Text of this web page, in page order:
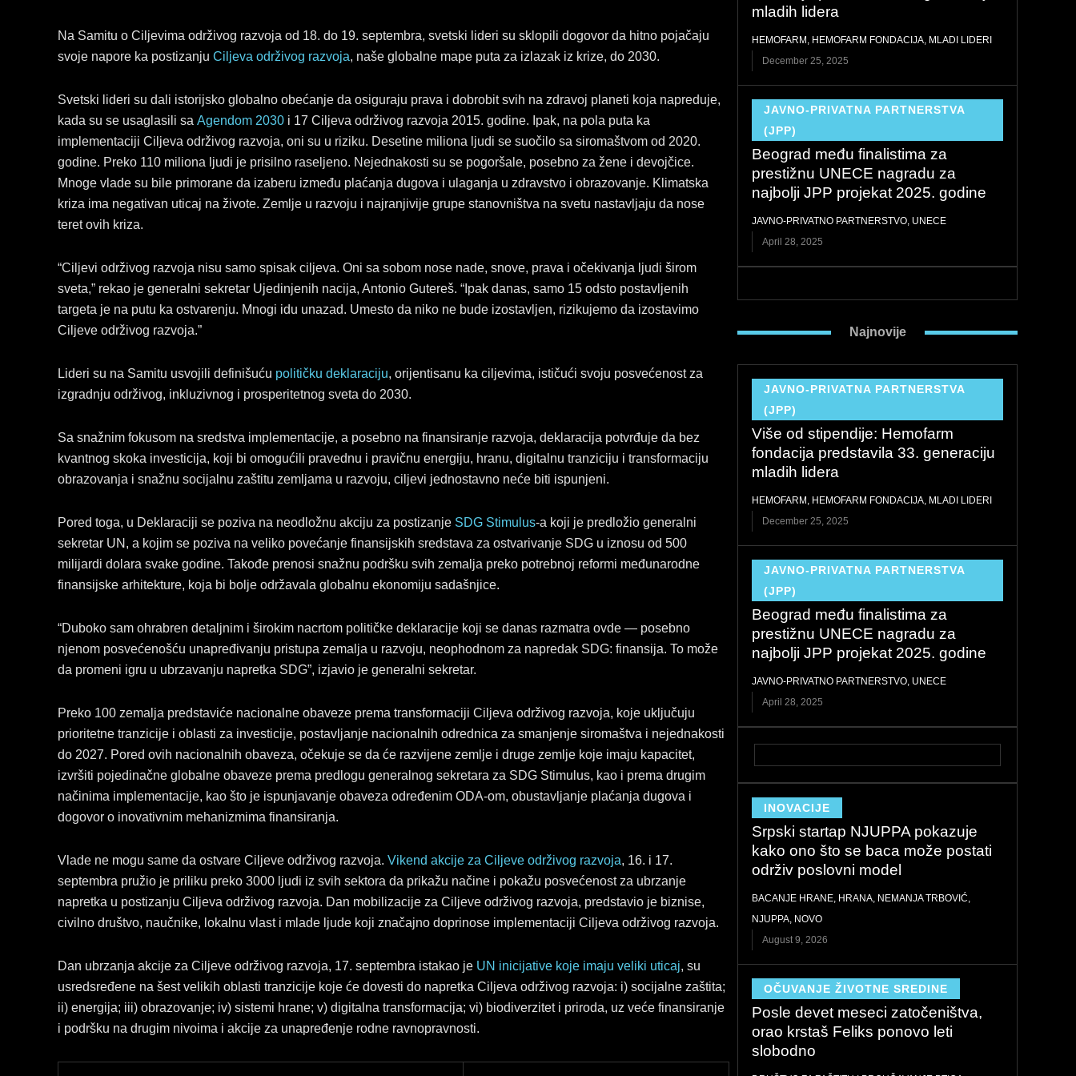
b
o
e
d
n
a
g
m
Na Samitu o Ciljevima održivog razvoja od 18. do 19. septembra, svetski lideri su sklopili dogovor da hitno pojačaju
svoje napore ka postizanju Ciljeva održivog razvoja, naše globalne mape puta za izlazak iz krize, do 2030.
Svetski lideri su dali istorijsko globalno obećanje da osiguraju prava i dobrobit svih na zdravoj planeti koja napreduje,
kada su se usaglasili sa Agendom 2030 i 17 Ciljeva održivog razvoja 2015. godine. Ipak, na pola puta ka
implementaciji Ciljeva održivog razvoja, oni su u riziku. Desetine miliona ljudi se suočilo sa siromaštvom od 2020.
godine. Preko 110 miliona ljudi je prisilno raseljeno. Nejednakosti su se pogoršale, posebno za žene i devojčice.
Mnoge vlade su bile primorane da izaberu između plaćanja dugova i ulaganja u zdravstvo i obrazovanje. Klimatska
kriza ima negativan uticaj na živote. Zemlje u razvoju i najranjivije grupe stanovništva na svetu nastavljaju da nose
teret ovih kriza.
“Ciljevi održivog razvoja nisu samo spisak ciljeva. Oni sa sobom nose nade, snove, prava i očekivanja ljudi širom
sveta,” rekao je generalni sekretar Ujedinjenih nacija, Antonio Gutereš. “Ipak danas, samo 15 odsto postavljenih
targeta je na putu ka ostvarenju. Mnogi idu unazad. Umesto da niko ne bude izostavljen, rizikujemo da izostavimo
Ciljeve održivog razvoja.”
Lideri su na Samitu usvojili definišuću političku deklaraciju, orijentisanu ka ciljevima, ističući svoju posvećenost za
izgradnju održivog, inkluzivnog i prosperitetnog sveta do 2030.
Sa snažnim fokusom na sredstva implementacije, a posebno na finansiranje razvoja, deklaracija potvrđuje da bez
kvantnog skoka investicija, koji bi omogućili pravednu i pravičnu energiju, hranu, digitalnu tranziciju i transformaciju
obrazovanja i snažnu socijalnu zaštitu zemljama u razvoju, ciljevi jednostavno neće biti ispunjeni.
Pored toga, u Deklaraciji se poziva na neodložnu akciju za postizanje SDG Stimulus-a koji je predložio generalni
sekretar UN, a kojim se poziva na veliko povećanje finansijskih sredstava za ostvarivanje SDG u iznosu od 500
milijardi dolara svake godine. Takođe prenosi snažnu podršku svih zemalja preko potrebnoj reformi međunarodne
finansijske arhitekture, koja bi bolje održavala globalnu ekonomiju sadašnjice.
“Duboko sam ohrabren detaljnim i širokim nacrtom političke deklaracije koji se danas razmatra ovde — posebno
njenom posvećenošću unapređivanju pristupa zemalja u razvoju, neophodnom za napredak SDG: finansija. To može
da promeni igru u ubrzavanju napretka SDG”, izjavio je generalni sekretar.
Preko 100 zemalja predstaviće nacionalne obaveze prema transformaciji Ciljeva održivog razvoja, koje uključuju
prioritetne tranzicije i oblasti za investicije, postavljanje nacionalnih odrednica za smanjenje siromaštva i nejednakosti
do 2027. Pored ovih nacionalnih obaveza, očekuje se da će razvijene zemlje i druge zemlje koje imaju kapacitet,
izvršiti pojedinačne globalne obaveze prema predlogu generalnog sekretara za SDG Stimulus, kao i prema drugim
načinima implementacije, kao što je ispunjavanje obaveza određenim ODA-om, obustavljanje plaćanja dugova i
dogovor o inovativnim mehanizmima finansiranja.
Vlade ne mogu same da ostvare Ciljeve održivog razvoja. Vikend akcije za Ciljeve održivog razvoja, 16. i 17.
septembra pružio je priliku preko 3000 ljudi iz svih sektora da prikažu načine i pokažu posvećenost za ubrzanje
napretka u postizanju Ciljeva održivog razvoja. Dan mobilizacije za Ciljeve održivog razvoja, predstavio je biznise,
civilno društvo, naučnike, lokalnu vlast i mlade ljude koji značajno doprinose implementaciji Ciljeva održivog razvoja.
Dan ubrzanja akcije za Ciljeve održivog razvoja, 17. septembra istakao je UN inicijative koje imaju veliki uticaj, su
usredsređene na šest velikih oblasti tranzicije koje će dovesti do napretka Ciljeva održivog razvoja: i) socijalne zaštita;
ii) energija; iii) obrazovanje; iv) sistemi hrane; v) digitalna transformacija; vi) biodiverzitet i priroda, uz veće finansiranje
i podršku na drugim nivoima i akcije za unapređenje rodne ravnopravnosti.
mladih lidera
HEMOFARM , HEMOFARM FONDACIJA, MLADI LIDERI
December 25, 2025
JAVNO-PRIVATNA PARTNERSTVA
(JPP)
Beograd među finalistima za
prestižnu UNECE nagradu za
najbolji JPP projekat 2025. godine
JAVNO-PRIVATNO PARTNERSTVO, UNECE
April 28, 2025
Najnovije
JAVNO-PRIVATNA PARTNERSTVA
(JPP)
Više od stipendije: Hemofarm
fondacija predstavila 33. generaciju
mladih lidera
HEMOFARM , HEMOFARM FONDACIJA, MLADI LIDERI
December 25, 2025
JAVNO-PRIVATNA PARTNERSTVA
(JPP)
Beograd među finalistima za
prestižnu UNECE nagradu za
najbolji JPP projekat 2025. godine
JAVNO-PRIVATNO PARTNERSTVO, UNECE
April 28, 2025
INOVACIJE
Srpski startap NJUPPA pokazuje
kako ono što se baca može postati
održiv poslovni model
BACANJE HRANE, HRANA, NEMANJA TRBOVIĆ,
NJUPPA, NOVO
August 9, 2026
OČUVANJE ŽIVOTNE SREDINE
Posle devet meseci zatočeništva,
orao krstaš Feliks ponovo leti
slobodno